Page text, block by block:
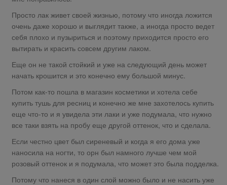
Просто лак живет своей жизнью, потому что иногда ложится
очень даже хорошо и выглядит также, а иногда просто ведет
себя плохо и пузыриться и поэтому приходится просто его
вытирать и красить совсем другим лаком.
Еще он не такой стойкий и уже на следующий день может
начать крошится и это конечно ему большой минус.
Потом как-то пошла в магазин косметики и хотела себе
купить тушь для ресниц и конечно же мне захотелось купить
еще что-то и я увидела эти лаки и уже подумала, что нужно
все таки взять на пробу еще другой оттенок, что и сделала.
Если честно цвет был сиреневый и когда я его дома уже
наносила на ногти, то орн был намного лучше чем мой
розовый оттенок и я подумала, что может это была подделка.
Потому что нанеся в один слой можно было и не насить уже